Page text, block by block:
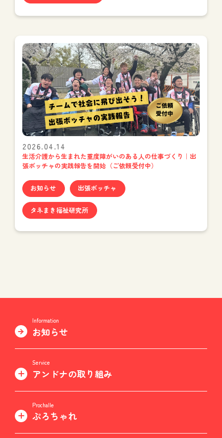
2026.04.14
生活介護から生まれた重度障がいのある人の仕事づくり｜出
張ボッチャの実践報告を開始（ご依頼受付中）
お知らせ 出張ボッチャ
タネまき福祉研究所
Information
お知らせ
Service
アンドナの取り組み
Prochalle
ぷろちゃれ